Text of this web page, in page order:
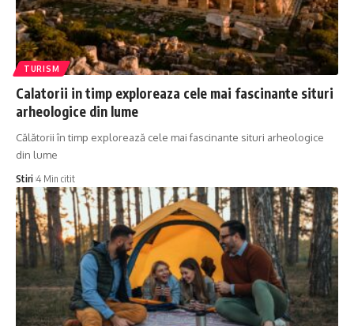
TURISM
Calatorii in timp exploreaza cele mai fascinante situri
arheologice din lume
Călătorii în timp explorează cele mai fascinante situri arheologice
din lume
Stiri 4 Min citit